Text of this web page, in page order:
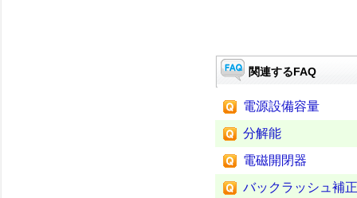
関連するFAQ
電源設備容量
分解能
電磁開閉器
バックラッシュ補正